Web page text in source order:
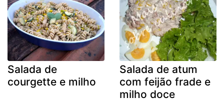
Salada de
courgette e milho
Salada de atum
com feijão frade e
milho doce